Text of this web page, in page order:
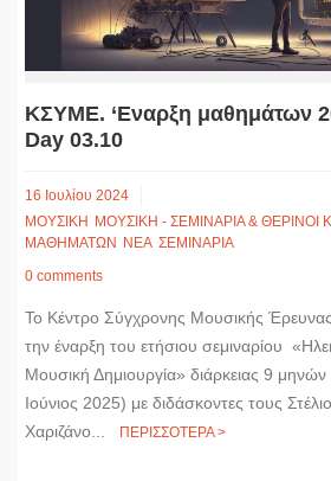
ΚΣΥΜΕ. ‘Εναρξη μαθημάτων
Day 03.10
16 Ιουλίου 2024
ΜΟΥΣΙΚΗ
ΜΟΥΣΙΚΗ - ΣΕΜΙΝΑΡΙΑ & ΘΕΡΙΝΟΙ
ΜΑΘΗΜΑΤΩΝ
ΝΕΑ ΣΕΜΙΝΑΡΙΑ
0 comments
Το Κέντρο Σύγχρονης Μουσικής
την έναρξη του ετήσιου σεμιναρίου
Μουσική Δημιουργία» διάρκειας 9
Ιούνιος 2025) με διδάσκοντες τους
Χαριζάνο...
ΠΕΡΙΣΣΟΤΕΡΑ >